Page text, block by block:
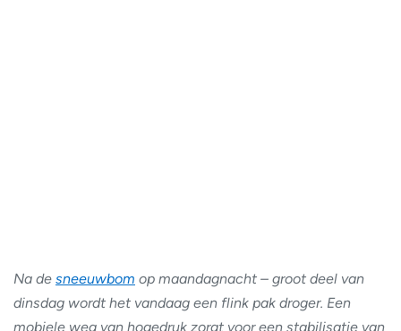
Na de sneeuwbom op maandagnacht – groot deel van
dinsdag wordt het vandaag een flink pak droger. Een
mobiele weg van hogedruk zorgt voor een stabilisatie van